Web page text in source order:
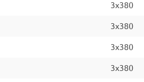
3x380
3x380
3x380
3x380